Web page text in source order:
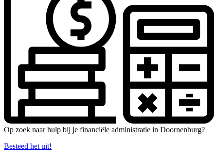
Op zoek naar hulp bij je financiële administratie in Doornenburg?
Besteed het uit!